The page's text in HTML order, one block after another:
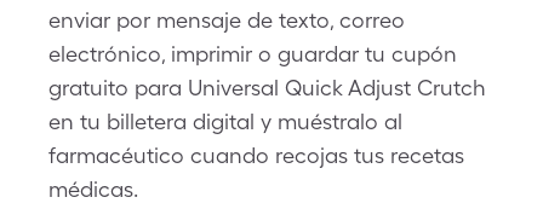
enviar por mensaje de texto, correo
electrónico, imprimir o guardar tu cupón
gratuito para Universal Quick Adjust Crutch
en tu billetera digital y muéstralo al
farmacéutico cuando recojas tus recetas
médicas.